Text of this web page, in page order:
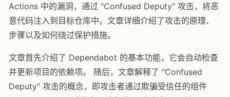
Actions 中的漏洞，通过 "Confused Deputy" 攻击，将恶
意代码注入到目标仓库中。文章详细介绍了攻击的原理、
步骤以及如何绕过保护措施。
文章首先介绍了 Dependabot 的基本功能，它会自动检查
并更新项目的依赖项。 随后，文章解释了 "Confused
Deputy" 攻击的概念，即攻击者通过欺骗受信任的组件